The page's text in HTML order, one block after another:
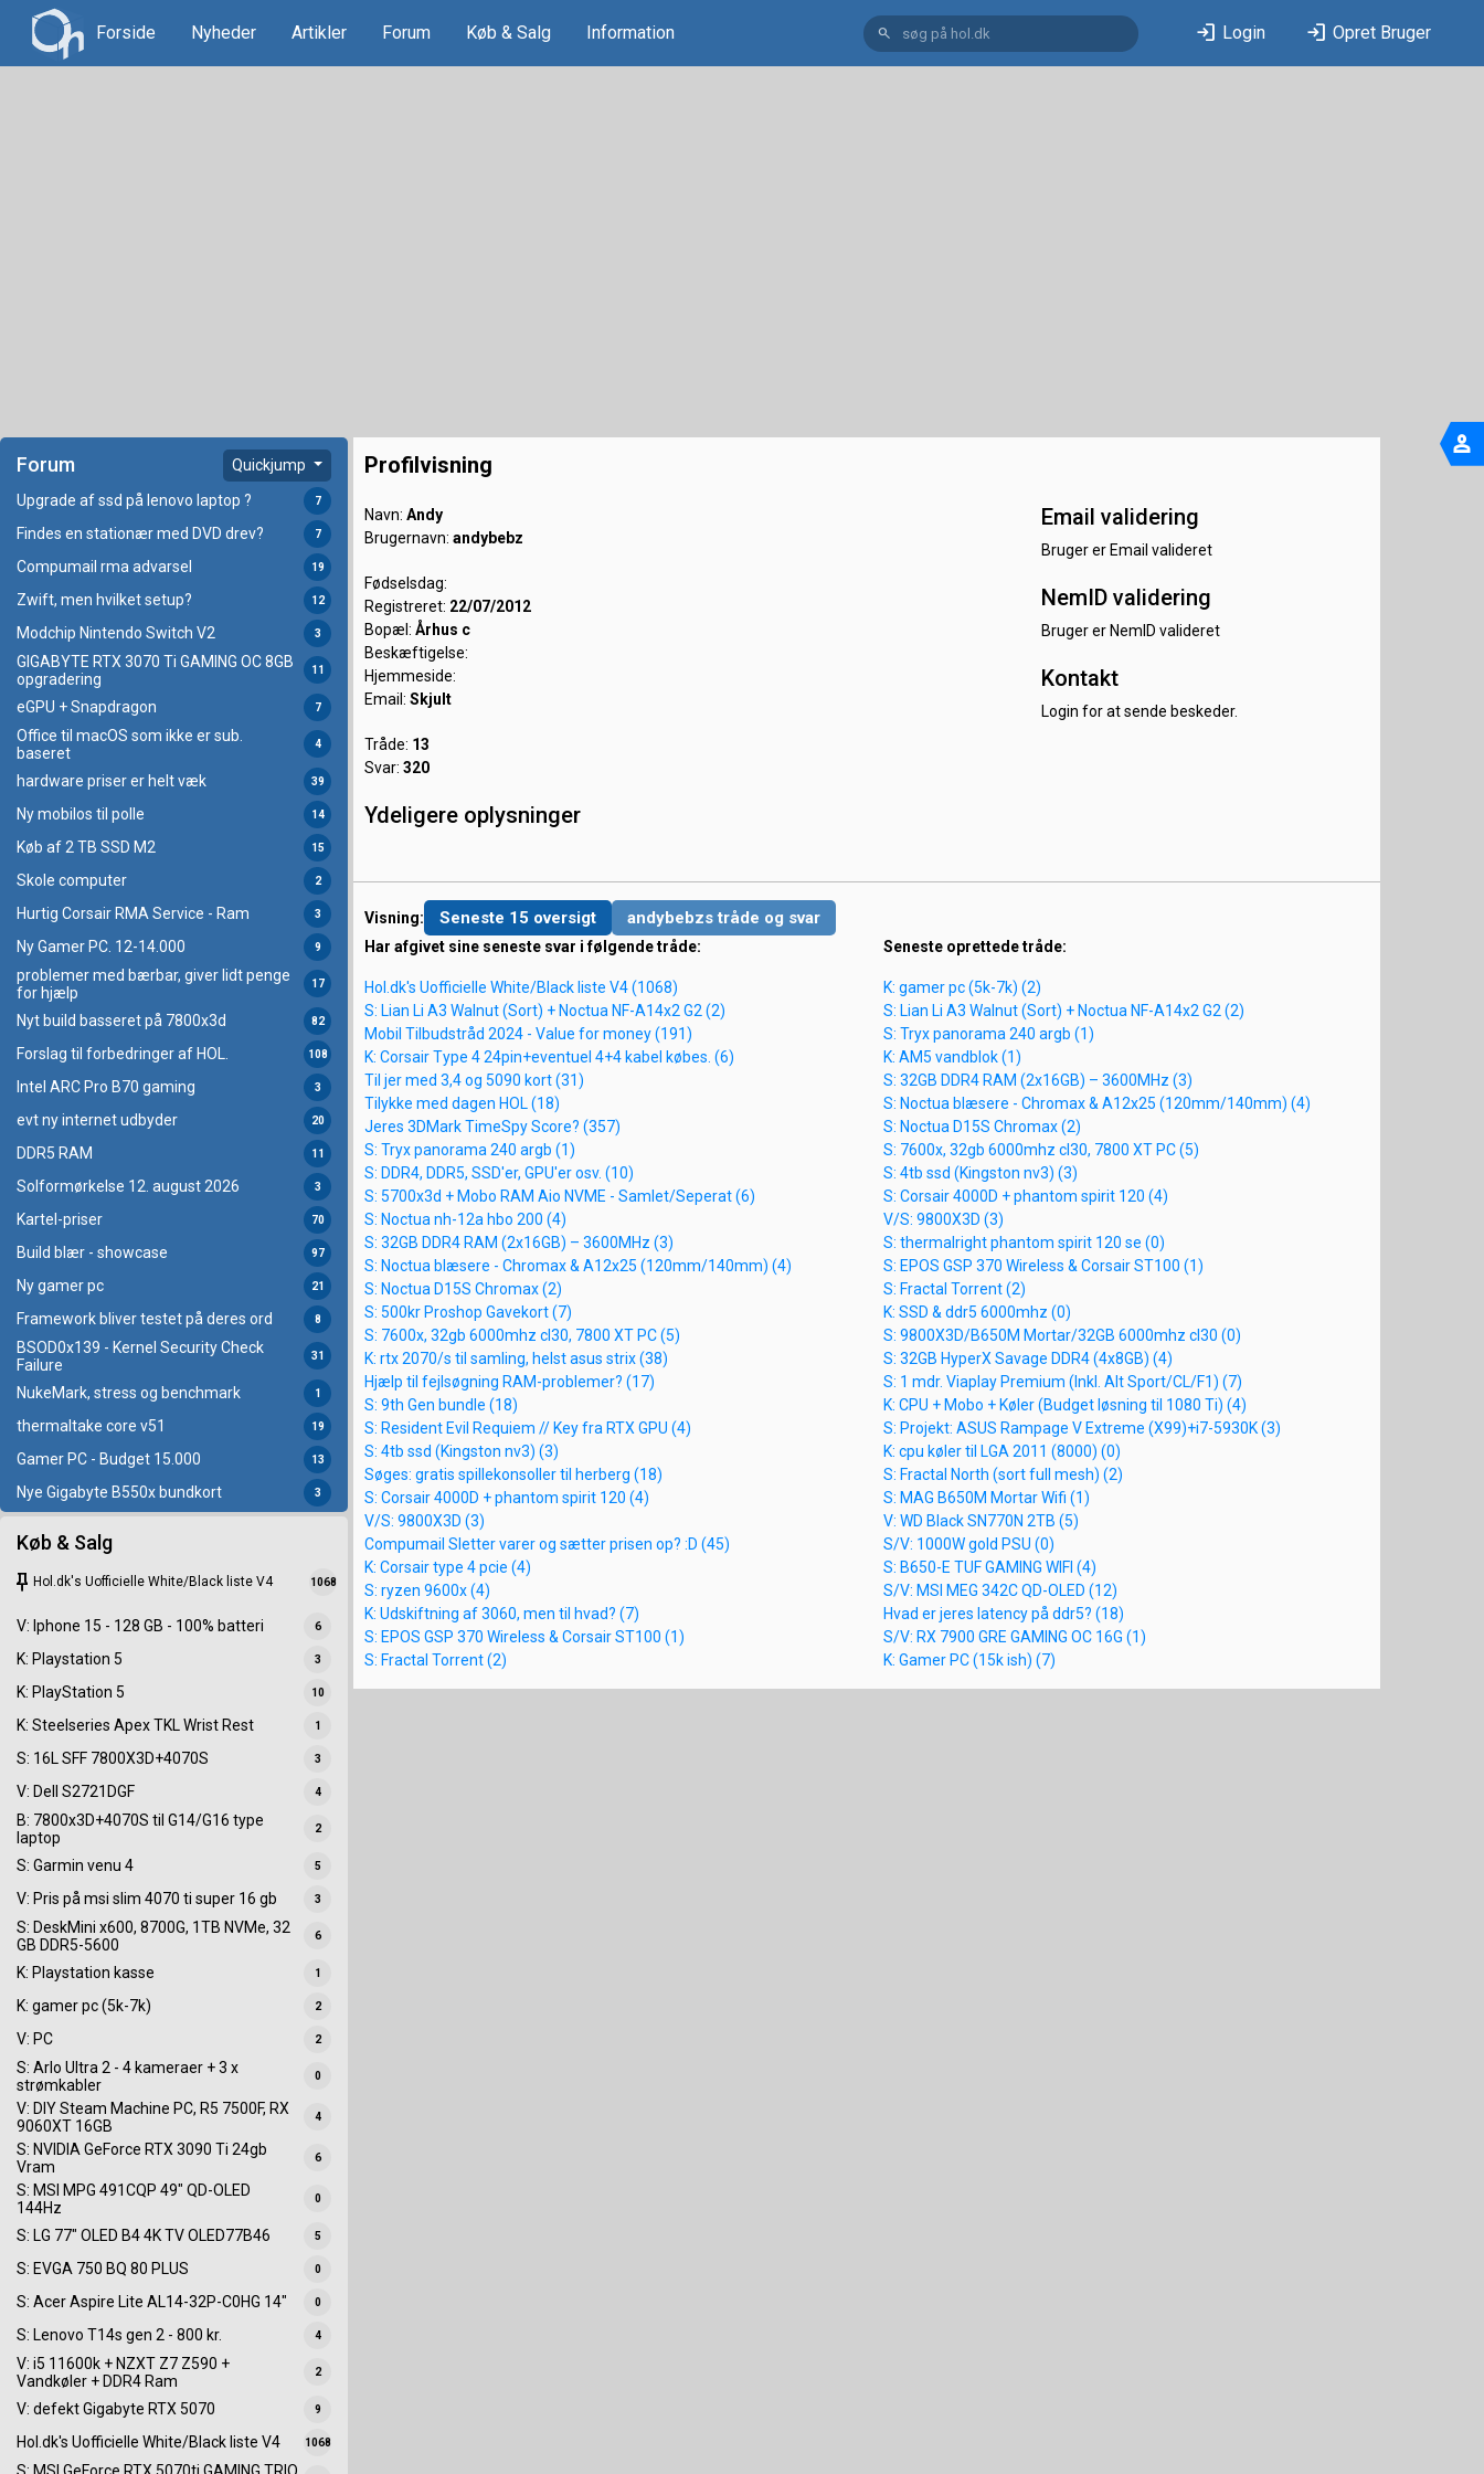
Forside Nyheder Artikler Forum Køb & Salg Information search login Login login Opret Bruger
Forum Quickjump
Upgrade af ssd på lenovo laptop ? 7
Findes en stationær med DVD drev? 7
Compumail rma advarsel 19
Zwift, men hvilket setup? 12
Modchip Nintendo Switch V2 3
GIGABYTE RTX 3070 Ti GAMING OC 8GB
opgradering
11
eGPU + Snapdragon 7
Office til macOS som ikke er sub.
baseret
4
hardware priser er helt væk 39
Ny mobilos til polle 14
Køb af 2 TB SSD M2 15
Skole computer 2
Hurtig Corsair RMA Service - Ram 3
Ny Gamer PC. 12-14.000 9
problemer med bærbar, giver lidt penge
for hjælp
17
Nyt build basseret på 7800x3d 82
Forslag til forbedringer af HOL. 108
Intel ARC Pro B70 gaming 3
evt ny internet udbyder 20
DDR5 RAM 11
Solformørkelse 12. august 2026 3
Kartel-priser 70
Build blær - showcase 97
Ny gamer pc 21
Framework bliver testet på deres ord 8
BSOD0x139 - Kernel Security Check
Failure
31
NukeMark, stress og benchmark 1
thermaltake core v51 19
Gamer PC - Budget 15.000 13
Nye Gigabyte B550x bundkort 3
Køb & Salg
keep Hol.dk's Uofficielle White/Black liste V4 1068
V: Iphone 15 - 128 GB - 100% batteri 6
K: Playstation 5 3
K: PlayStation 5 10
K: Steelseries Apex TKL Wrist Rest 1
S: 16L SFF 7800X3D+4070S 3
V: Dell S2721DGF 4
B: 7800x3D+4070S til G14/G16 type
laptop
2
S: Garmin venu 4 5
V: Pris på msi slim 4070 ti super 16 gb 3
S: DeskMini x600, 8700G, 1TB NVMe, 32
GB DDR5-5600
6
K: Playstation kasse 1
K: gamer pc (5k-7k) 2
V: PC 2
S: Arlo Ultra 2 - 4 kameraer + 3 x
strømkabler
0
V: DIY Steam Machine PC, R5 7500F, RX
9060XT 16GB
4
S: NVIDIA GeForce RTX 3090 Ti 24gb
Vram
6
S: MSI MPG 491CQP 49" QD-OLED
144Hz
0
S: LG 77" OLED B4 4K TV OLED77B46 5
S: EVGA 750 BQ 80 PLUS 0
S: Acer Aspire Lite AL14-32P-C0HG 14" 0
S: Lenovo T14s gen 2 - 800 kr. 4
V: i5 11600k + NZXT Z7 Z590 +
Vandkøler + DDR4 Ram
2
V: defekt Gigabyte RTX 5070 9
Hol.dk's Uofficielle White/Black liste V4 1068
S: MSI GeForce RTX 5070ti GAMING TRIO
Profilvisning
Navn: Andy
Brugernavn: andybebz
Fødselsdag:
Registreret: 22/07/2012
Bopæl: Århus c
Beskæftigelse:
Hjemmeside:
Email: Skjult
Tråde: 13
Svar: 320
Email validering
Bruger er Email valideret
NemID validering
Bruger er NemID valideret
Kontakt
Login for at sende beskeder.
Ydeligere oplysninger
Visning: Seneste 15 oversigt andybebzs tråde og svar
Har afgivet sine seneste svar i følgende tråde:
Hol.dk's Uofficielle White/Black liste V4 (1068)
S: Lian Li A3 Walnut (Sort) + Noctua NF-A14x2 G2 (2)
Mobil Tilbudstråd 2024 - Value for money (191)
K: Corsair Type 4 24pin+eventuel 4+4 kabel købes. (6)
Til jer med 3,4 og 5090 kort (31)
Tilykke med dagen HOL (18)
Jeres 3DMark TimeSpy Score? (357)
S: Tryx panorama 240 argb (1)
S: DDR4, DDR5, SSD'er, GPU'er osv. (10)
S: 5700x3d + Mobo RAM Aio NVME - Samlet/Seperat (6)
S: Noctua nh-12a hbo 200 (4)
S: 32GB DDR4 RAM (2x16GB) – 3600MHz (3)
S: Noctua blæsere - Chromax & A12x25 (120mm/140mm) (4)
S: Noctua D15S Chromax (2)
S: 500kr Proshop Gavekort (7)
S: 7600x, 32gb 6000mhz cl30, 7800 XT PC (5)
K: rtx 2070/s til samling, helst asus strix (38)
Hjælp til fejlsøgning RAM-problemer? (17)
S: 9th Gen bundle (18)
S: Resident Evil Requiem // Key fra RTX GPU (4)
S: 4tb ssd (Kingston nv3) (3)
Søges: gratis spillekonsoller til herberg (18)
S: Corsair 4000D + phantom spirit 120 (4)
V/S: 9800X3D (3)
Compumail Sletter varer og sætter prisen op? :D (45)
K: Corsair type 4 pcie (4)
S: ryzen 9600x (4)
K: Udskiftning af 3060, men til hvad? (7)
S: EPOS GSP 370 Wireless & Corsair ST100 (1)
S: Fractal Torrent (2)
Seneste oprettede tråde:
K: gamer pc (5k-7k) (2)
S: Lian Li A3 Walnut (Sort) + Noctua NF-A14x2 G2 (2)
S: Tryx panorama 240 argb (1)
K: AM5 vandblok (1)
S: 32GB DDR4 RAM (2x16GB) – 3600MHz (3)
S: Noctua blæsere - Chromax & A12x25 (120mm/140mm) (4)
S: Noctua D15S Chromax (2)
S: 7600x, 32gb 6000mhz cl30, 7800 XT PC (5)
S: 4tb ssd (Kingston nv3) (3)
S: Corsair 4000D + phantom spirit 120 (4)
V/S: 9800X3D (3)
S: thermalright phantom spirit 120 se (0)
S: EPOS GSP 370 Wireless & Corsair ST100 (1)
S: Fractal Torrent (2)
K: SSD & ddr5 6000mhz (0)
S: 9800X3D/B650M Mortar/32GB 6000mhz cl30 (0)
S: 32GB HyperX Savage DDR4 (4x8GB) (4)
S: 1 mdr. Viaplay Premium (Inkl. Alt Sport/CL/F1) (7)
K: CPU + Mobo + Køler (Budget løsning til 1080 Ti) (4)
S: Projekt: ASUS Rampage V Extreme (X99)+i7-5930K (3)
K: cpu køler til LGA 2011 (8000) (0)
S: Fractal North (sort full mesh) (2)
S: MAG B650M Mortar Wifi (1)
V: WD Black SN770N 2TB (5)
S/V: 1000W gold PSU (0)
S: B650-E TUF GAMING WIFI (4)
S/V: MSI MEG 342C QD-OLED (12)
Hvad er jeres latency på ddr5? (18)
S/V: RX 7900 GRE GAMING OC 16G (1)
K: Gamer PC (15k ish) (7)
person